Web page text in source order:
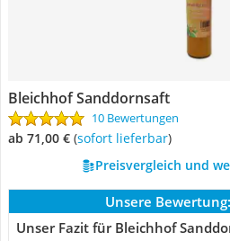
Bleichhof Sanddornsaft
10 Bewertungen
ab 71,00 € ( Sofort lieferbar)
Preisvergleich und
Unsere Bewertung:
Unser Fazit für Bleichhof